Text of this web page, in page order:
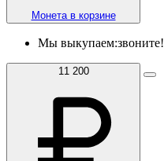
Монета в корзине
Мы выкупаем:звоните!
11 200